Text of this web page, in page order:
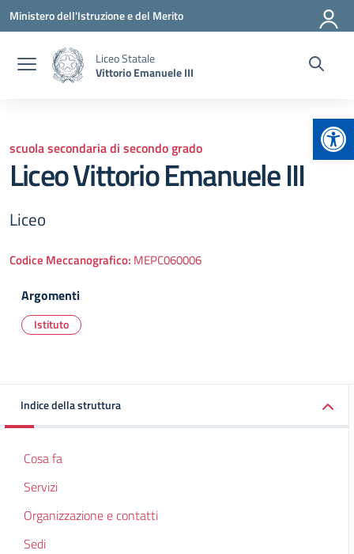
Vai ai contenuti
Vai al menu di navigazione
Vai al footer
Ministero dell'Istruzione e del Merito
Liceo Statale
Vittorio Emanuele III
scuola secondaria di secondo grado
Liceo Vittorio Emanuele III
Liceo
Codice Meccanografico: MEPC060006
Argomenti
Istituto
Indice della struttura
Cosa fa
Servizi
Organizzazione e contatti
Sedi